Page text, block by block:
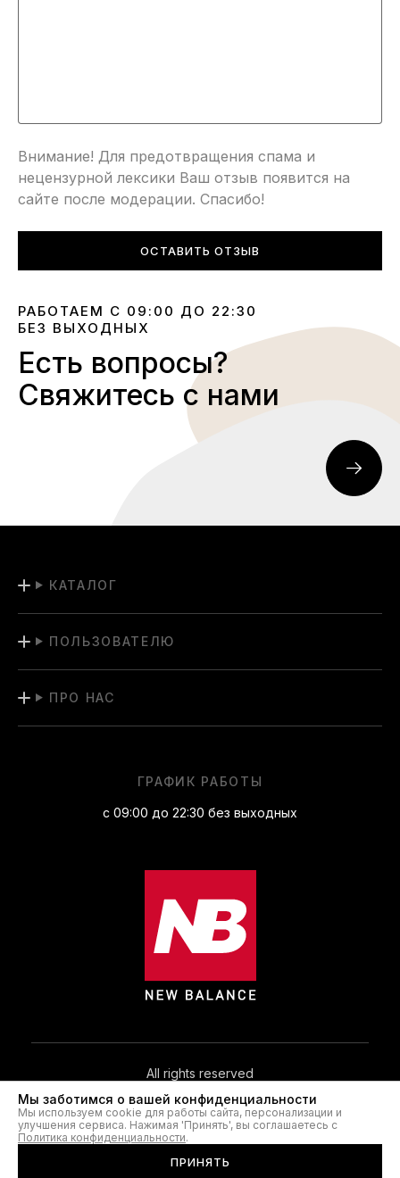
Внимание! Для предотвращения спама и
нецензурной лексики Ваш отзыв появится на
сайте после модерации. Спасибо!
ОСТАВИТЬ ОТЗЫВ
РАБОТАЕМ С 09:00 ДО 22:30
БЕЗ ВЫХОДНЫХ
Есть вопросы?
Свяжитесь с нами
КАТАЛОГ
ПОЛЬЗОВАТЕЛЮ
ПРО НАС
ГРАФИК РАБОТЫ
с 09:00 до 22:30 без выходных
All rights reserved
© 2026. NB.IN.UA®
Мы заботимся о вашей конфиденциальности
Мы используем cookie для работы сайта, персонализации и
улучшения сервиса. Нажимая 'Принять', вы соглашаетесь с
Политика конфиденциальности.
ПРИНЯТЬ